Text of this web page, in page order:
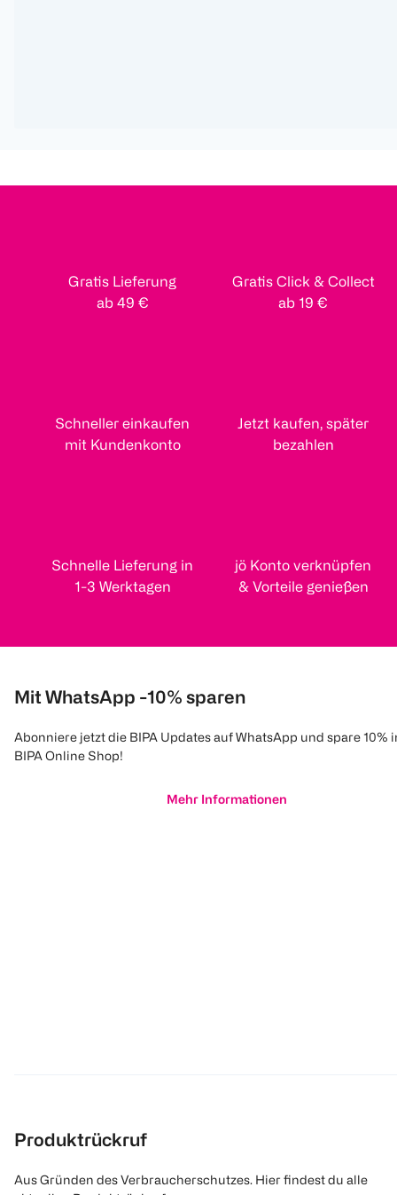
Gratis Lieferung
ab 49 €
Gratis Click & Collect
ab 19 €
Schneller einkaufen
mit Kundenkonto
Jetzt kaufen, später
bezahlen
Schnelle Lieferung in
1-3 Werktagen
jö Konto verknüpfen
& Vorteile genießen
Mit WhatsApp -10% sparen
Abonniere jetzt die BIPA Updates auf WhatsApp und spare 10%
BIPA Online Shop!
Mehr Informationen
Produktrückruf
Aus Gründen des Verbraucherschutzes. Hier findest du alle